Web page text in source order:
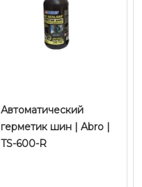
Автоматический
герметик шин | Abro |
TS-600-R